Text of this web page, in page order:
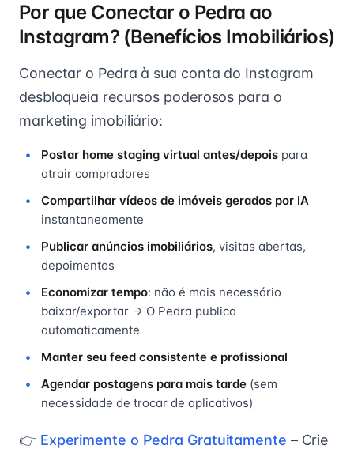
Por que Conectar o Pedra ao
Instagram? (Benefícios Imobiliários)
Conectar o Pedra à sua conta do Instagram
desbloqueia recursos poderosos para o
marketing imobiliário:
Postar home staging virtual antes/depois para
atrair compradores
Compartilhar vídeos de imóveis gerados por IA
instantaneamente
Publicar anúncios imobiliários, visitas abertas,
depoimentos
Economizar tempo: não é mais necessário
baixar/exportar → O Pedra publica
automaticamente
Manter seu feed consistente e profissional
Agendar postagens para mais tarde (sem
necessidade de trocar de aplicativos)
👉 Experimente o Pedra Gratuitamente – Crie